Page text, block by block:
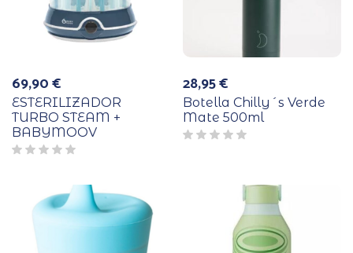
69,90€
ESTERILIZADOR
TURBO STEAM +
BABYMOOV
28,95€
Botella Chilly´s Verde
Mate 500ml